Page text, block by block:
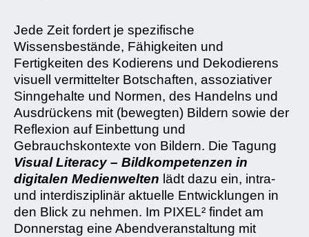
Jede Zeit fordert je spezifische
Wissensbestände, Fähigkeiten und
Fertigkeiten des Kodierens und Dekodierens
visuell vermittelter Botschaften, assoziativer
Sinngehalte und Normen, des Handelns und
Ausdrückens mit (bewegten) Bildern sowie der
Reflexion auf Einbettung und
Gebrauchskontexte von Bildern. Die Tagung
Visual Literacy – Bildkompetenzen in
digitalen Medienwelten lädt dazu ein, intra-
und interdisziplinär aktuelle Entwicklungen in
den Blick zu nehmen. Im PIXEL² findet am
Donnerstag eine Abendveranstaltung mit